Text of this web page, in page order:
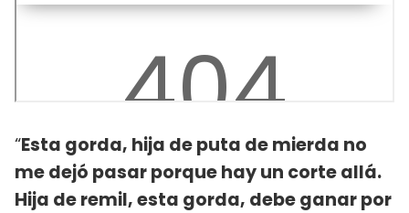
“Esta gorda, hija de puta de mierda no
me dejó pasar porque hay un corte allá.
Hija de remil, esta gorda, debe ganar por